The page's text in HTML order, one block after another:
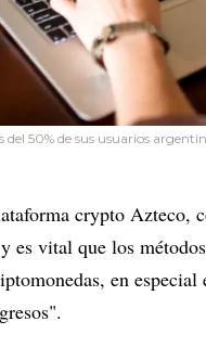
50% de sus usuarios
crypto Azteco,
es vital que los
en